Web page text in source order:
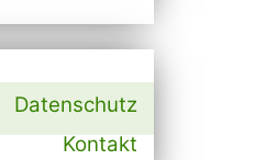
Datenschutz
Kontakt